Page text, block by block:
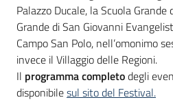
Palazzo Ducale, la Scuola Grande
Grande di San Giovanni
Campo San Polo, nell’omonimo
invece il Villaggio delle Regioni.
Il programma completodegli
disponibilesul sito del Festival.